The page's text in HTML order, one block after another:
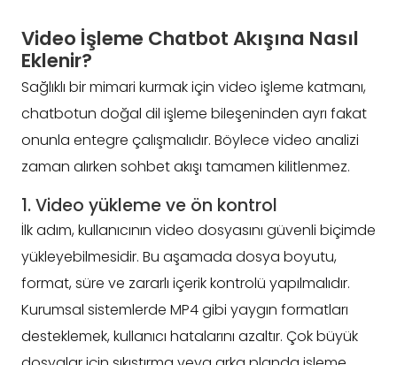
Video İşleme Chatbot Akışına Nasıl
Eklenir?
Sağlıklı bir mimari kurmak için video işleme katmanı,
chatbotun doğal dil işleme bileşeninden ayrı fakat
onunla entegre çalışmalıdır. Böylece video analizi
zaman alırken sohbet akışı tamamen kilitlenmez.
1. Video yükleme ve ön kontrol
İlk adım, kullanıcının video dosyasını güvenli biçimde
yükleyebilmesidir. Bu aşamada dosya boyutu,
format, süre ve zararlı içerik kontrolü yapılmalıdır.
Kurumsal sistemlerde MP4 gibi yaygın formatları
desteklemek, kullanıcı hatalarını azaltır. Çok büyük